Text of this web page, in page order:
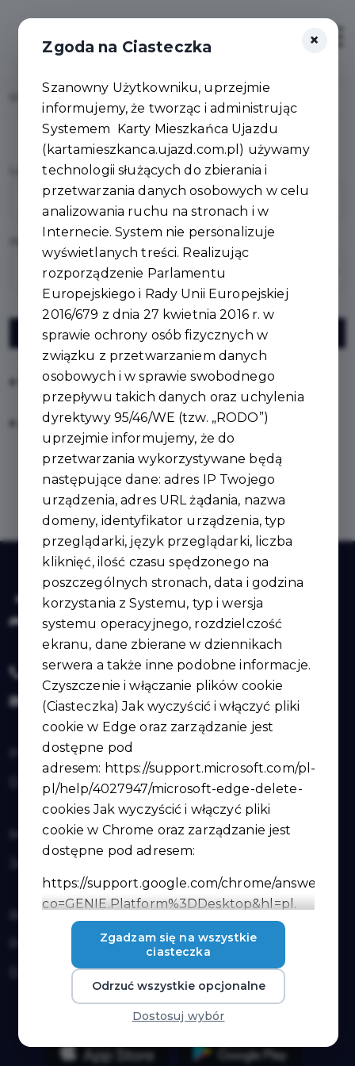
Panel Mieszkańca
Login(E-mail / Telefon komórkowy)
Zaloguj
Nie pamiętam hasła
Zarejestruj się
+48 44 719 21 29
umujazd@ujazd.com.pl
Pomoc / FAQ
Dokumenty do pobrania
Mapa strony
Jak zostać partnerem karty
Polityka prywatności
Deklaracja dostępności
×
Zgoda na Ciasteczka
Szanowny Użytkowniku, uprzejmie
informujemy, że tworząc i administrując
Systemem Karty Mieszkańca Ujazdu
(kartamieszkanca.ujazd.com.pl) używamy
technologii służących do zbierania i
przetwarzania danych osobowych w celu
analizowania ruchu na stronach i w
Internecie. System nie personalizuje
wyświetlanych treści. Realizując
rozporządzenie Parlamentu
Europejskiego i Rady Unii Europejskiej
2016/679 z dnia 27 kwietnia 2016 r. w
sprawie ochrony osób fizycznych w
związku z przetwarzaniem danych
osobowych i w sprawie swobodnego
przepływu takich danych oraz uchylenia
dyrektywy 95/46/WE (tzw. „RODO”)
uprzejmie informujemy, że do
przetwarzania wykorzystywane będą
następujące dane: adres IP Twojego
urządzenia, adres URL żądania, nazwa
domeny, identyfikator urządzenia, typ
przeglądarki, język przeglądarki, liczba
kliknięć, ilość czasu spędzonego na
poszczególnych stronach, data i godzina
korzystania z Systemu, typ i wersja
systemu operacyjnego, rozdzielczość
ekranu, dane zbierane w dziennikach
serwera a także inne podobne informacje.
Czyszczenie i włączanie plików cookie
(Ciasteczka) Jak wyczyścić i włączyć pliki
cookie w Edge oraz zarządzanie jest
dostępne pod
adresem: https://support.microsoft.com/pl-
pl/help/4027947/microsoft-edge-delete-
cookies Jak wyczyścić i włączyć pliki
cookie w Chrome oraz zarządzanie jest
dostępne pod adresem:
https://support.google.com/chrome/answer/
co=GENIE.Platform%3DDesktop&hl=pl.
Administratorem Twoich danych
osobowych jest Burmistrz Miasta Ujazd,
ul. Plac Kościuszki 6, 97-225 Ujazd, tel. 44
719 21 29. W sprawach związanych z
przetwarzaniem danych osobowych
ochrony danych na adres e-mail:
Zgadzam się na wszystkie
ciasteczka
Odrzuć wszystkie opcjonalne
Dostosuj wybór